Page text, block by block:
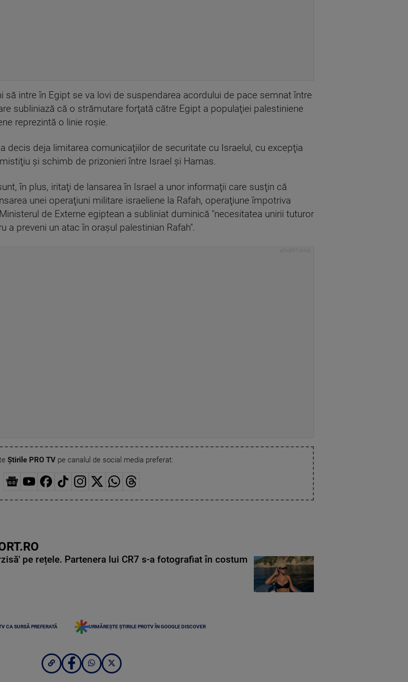
să intre în Egipt se va lovi de suspendarea acordului de pace semnat între
subliniază că o strămutare forţată către Egipt a populaţiei palestiniene
reprezintă o linie roşie.
decis deja limitarea comunicaţiilor de securitate cu Israelul, cu excepţia
şi schimb de prizonieri între Israel şi Hamas.
în plus, iritaţi de lansarea în Israel a unor informaţii care susţin că
unei operaţiuni militare israeliene la Rafah, operaţiune împotriva
de Externe egiptean a subliniat duminică "necesitatea unirii tuturor
a preveni un atac în oraşul palestinian Rafah".
Știrile PRO TVpe canalul de social media preferat:
pe rețele. Partenera lui CR7 s-a fotografiat în costum
CA SURSĂ PREFERATĂ URMĂREȘTE ȘTIRILE PROTV ÎN GOOGLE DISCOVER